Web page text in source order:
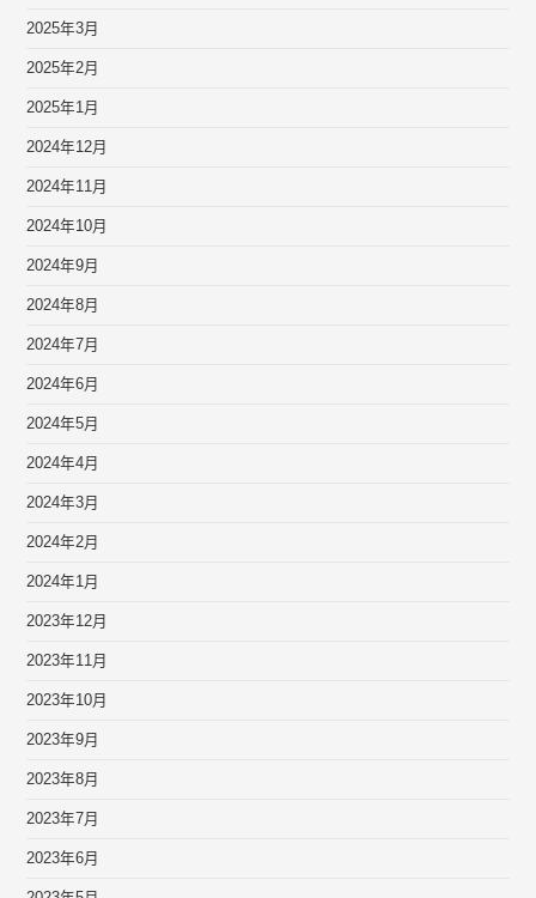
2025年3月
2025年2月
2025年1月
2024年12月
2024年11月
2024年10月
2024年9月
2024年8月
2024年7月
2024年6月
2024年5月
2024年4月
2024年3月
2024年2月
2024年1月
2023年12月
2023年11月
2023年10月
2023年9月
2023年8月
2023年7月
2023年6月